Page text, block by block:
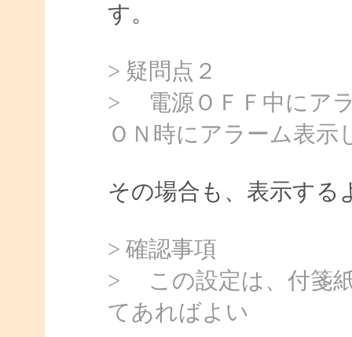
す。
> 疑問点２
> 電源ＯＦＦ中にア
ＯＮ時にアラーム表
その場合も、表示する
> 確認事項
> この設定は、付箋
てあればよい